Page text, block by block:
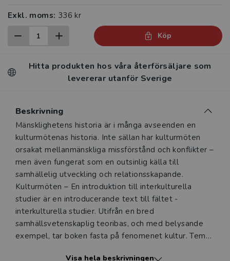
Exkl. moms: 336 kr
Köp
Hitta produkten hos våra återförsäljare som
levererar utanför Sverige
Beskrivning
Beskrivning
Mänsklighetens historia är i många avseenden en
kulturmötenas historia. Inte sällan har kulturmöten
orsakat mellanmänskliga miss­förstånd och konflikter –
men även fungerat som en outsinlig källa till
samhällelig utveckling och relationsskapande.
Kulturmöten – En introduktion till interkulturella
studier är en introducerande text till fältet ­
interkulturella studier. Utifrån en bred
samhällsvetenskaplig teoribas, och med belysande
exempel, tar boken fasta på fenomenet kultur. ­Teman
Visa hela beskrivningen